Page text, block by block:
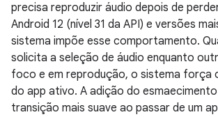
precisa reproduzir áudio depois de
Android 12 (nível 31 da API) e versões
sistema impõe esse comportamento.
solicita a seleção de áudio enquanto
foco e em reprodução, o sistema força
do app ativo. A adição do
transição mais suave ao passar de um